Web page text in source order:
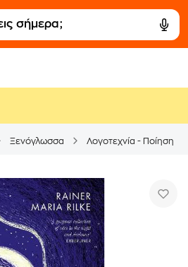
Ξενόγλωσσα Λογοτεχνία - Ποίηση